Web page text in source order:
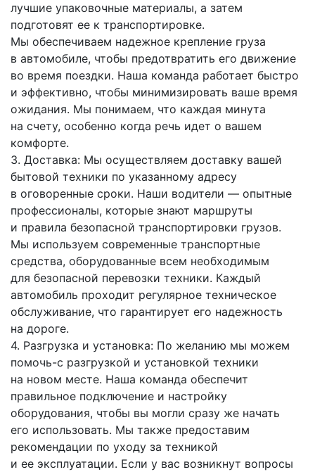
лучшие упаковочные материалы, а затем
подготовят ее к транспортировке.
Мы обеспечиваем надежное крепление груза
в автомобиле, чтобы предотвратить его движение
во время поездки. Наша команда работает быстро
и эффективно, чтобы минимизировать ваше время
ожидания. Мы понимаем, что каждая минута
на счету, особенно когда речь идет о вашем
комфорте.
3. Доставка: Мы осуществляем доставку вашей
бытовой техники по указанному адресу
в оговоренные сроки. Наши водители — опытные
профессионалы, которые знают маршруты
и правила безопасной транспортировки грузов.
Мы используем современные транспортные
средства, оборудованные всем необходимым
для безопасной перевозки техники. Каждый
автомобиль проходит регулярное техническое
обслуживание, что гарантирует его надежность
на дороге.
4. Разгрузка и установка: По желанию мы можем
помочь-с разгрузкой и установкой техники
на новом месте. Наша команда обеспечит
правильное подключение и настройку
оборудования, чтобы вы могли сразу же начать
его использовать. Мы также предоставим
рекомендации по уходу за техникой
и ее эксплуатации. Если у вас возникнут вопросы